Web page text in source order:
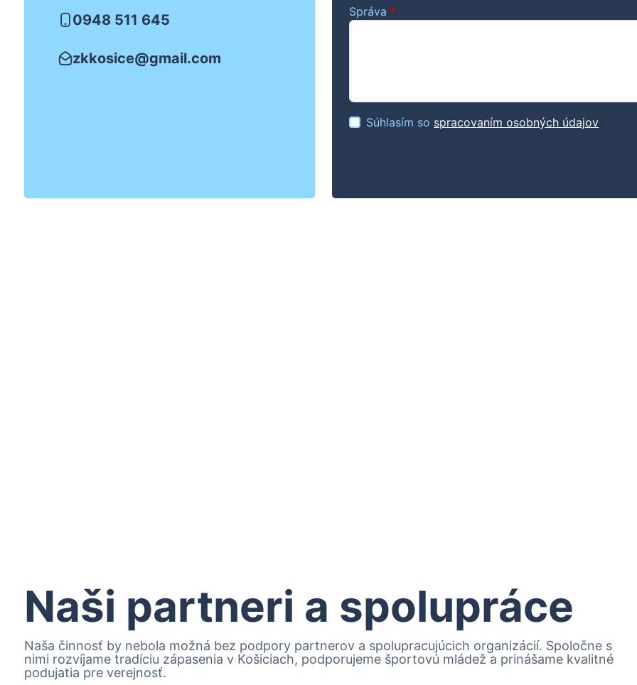
0948 511 645
zkkosice@gmail.com
Správa *
Súhlasím so spracovaním osobných údajov
Naši partneri a spolupráce
Naša činnosť by nebola možná bez podpory partnerov a spolupracujúcich organizácií. Spoločne s
nimi rozvíjame tradíciu zápasenia v Košiciach, podporujeme športovú mládež a prinášame kvalitné
podujatia pre verejnosť.